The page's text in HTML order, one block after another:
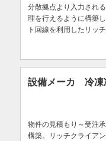
分散拠点より入力され
理を行えるように構築
ト回線を利用したリッ
設備メーカ 冷凍
物件の見積もり～受注
構築。リッチクライア